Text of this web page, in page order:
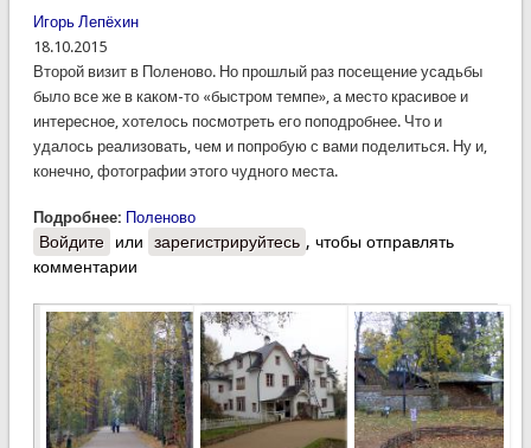
Игорь Лепёхин
18.10.2015
Второй визит в Поленово. Но прошлый раз посещение усадьбы
было все же в каком-то «быстром темпе», а место красивое и
интересное, хотелось посмотреть его поподробнее. Что и
удалось реализовать, чем и попробую с вами поделиться. Ну и,
конечно, фотографии этого чудного места.
Подробнее: Поленово
Войдите или зарегистрируйтесь , чтобы отправлять
комментарии